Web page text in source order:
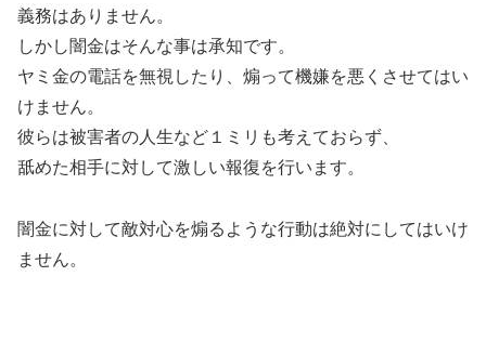
義務はありません。
しかし闇金はそんな事は承知です。
ヤミ金の電話を無視したり、煽って機嫌を悪くさせてはい
けません。
彼らは被害者の人生など１ミリも考えておらず、
舐めた相手に対して激しい報復を行います。
闇金に対して敵対心を煽るような行動は絶対にしてはいけ
ません。